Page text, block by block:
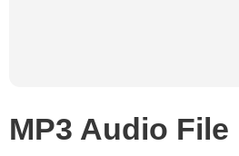
MP3 Audio File